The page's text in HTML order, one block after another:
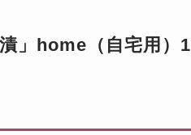
」home（自宅用）